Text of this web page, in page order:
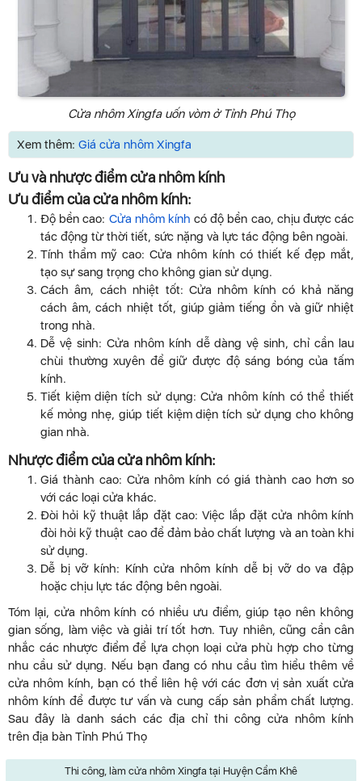
Cửa nhôm Xingfa uốn vòm ở Tỉnh Phú Thọ
Xem thêm: Giá cửa nhôm Xingfa
Ưu và nhược điểm cửa nhôm kính
Ưu điểm của cửa nhôm kính:
Độ bền cao: Cửa nhôm kính có độ bền cao, chịu được các
tác động từ thời tiết, sức nặng và lực tác động bên ngoài.
Tính thẩm mỹ cao: Cửa nhôm kính có thiết kế đẹp mắt,
tạo sự sang trọng cho không gian sử dụng.
Cách âm, cách nhiệt tốt: Cửa nhôm kính có khả năng
cách âm, cách nhiệt tốt, giúp giảm tiếng ồn và giữ nhiệt
trong nhà.
Dễ vệ sinh: Cửa nhôm kính dễ dàng vệ sinh, chỉ cần lau
chùi thường xuyên để giữ được độ sáng bóng của tấm
kính.
Tiết kiệm diện tích sử dụng: Cửa nhôm kính có thể thiết
kế mỏng nhẹ, giúp tiết kiệm diện tích sử dụng cho không
gian nhà.
Nhược điểm của cửa nhôm kính:
Giá thành cao: Cửa nhôm kính có giá thành cao hơn so
với các loại cửa khác.
Đòi hỏi kỹ thuật lắp đặt cao: Việc lắp đặt cửa nhôm kính
đòi hỏi kỹ thuật cao để đảm bảo chất lượng và an toàn khi
sử dụng.
Dễ bị vỡ kính: Kính cửa nhôm kính dễ bị vỡ do va đập
hoặc chịu lực tác động bên ngoài.
Tóm lại, cửa nhôm kính có nhiều ưu điểm, giúp tạo nên không
gian sống, làm việc và giải trí tốt hơn. Tuy nhiên, cũng cần cân
nhắc các nhược điểm để lựa chọn loại cửa phù hợp cho từng
nhu cầu sử dụng. Nếu bạn đang có nhu cầu tìm hiểu thêm về
cửa nhôm kính, bạn có thể liên hệ với các đơn vị sản xuất cửa
nhôm kính để được tư vấn và cung cấp sản phẩm chất lượng.
Sau đây là danh sách các địa chỉ thi công cửa nhôm kính
trên địa bàn Tỉnh Phú Thọ
Thi công, làm cửa nhôm Xingfa tại Huyện Cẩm Khê